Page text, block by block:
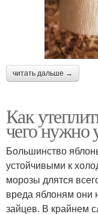
читать дальше →
Как
чего нужно
Большинство
устойчивыми к
морозы длятся
вреда яблоням они
зайцев. В крайнем